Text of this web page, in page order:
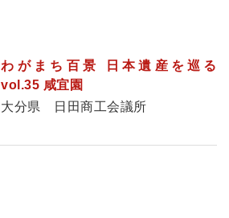
わがまち百景 日本遺産を巡る
vol.35 咸宜園
大分県 日田商工会議所